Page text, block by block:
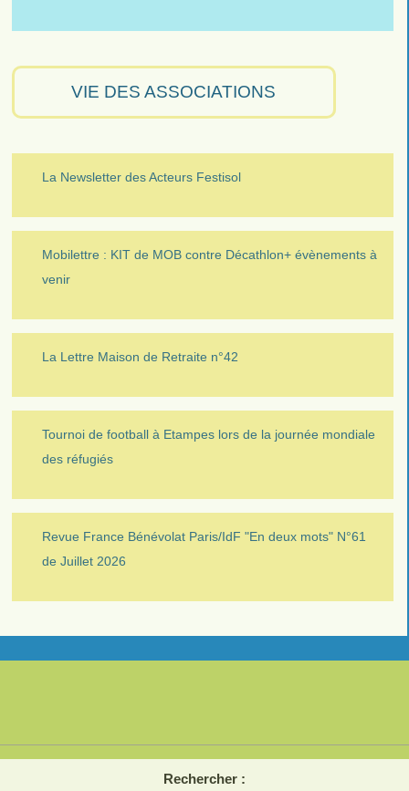
VIE DES ASSOCIATIONS
La Newsletter des Acteurs Festisol
Mobilettre : KIT de MOB contre Décathlon+ évènements à
venir
La Lettre Maison de Retraite n°42
Tournoi de football à Etampes lors de la journée mondiale
des réfugiés
Revue France Bénévolat Paris/IdF "En deux mots" N°61
de Juillet 2026
Rechercher :